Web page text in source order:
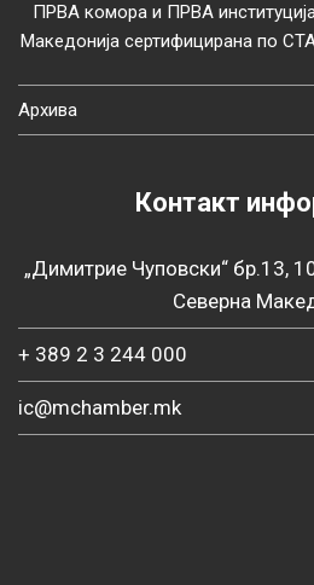
ПРВА комора и ПРВА
Македонија сертифицирана по
Архива
Контакт
„Димитрие Чуповски“ бр.13,
Северна
+ 389 2 3 244 000
ic@mchamber.mk